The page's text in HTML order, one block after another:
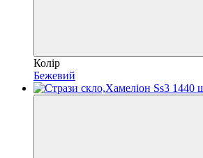
Колір
Бежевий